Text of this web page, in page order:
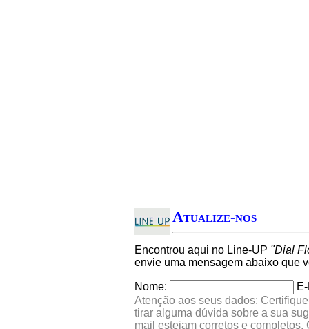
Atualize-nos
Encontrou aqui no Line-UP "Dial
envie uma mensagem abaixo que
Nome:
Atenção aos seus dados:
tirar alguma dúvida sobre a sua
mail estejam corretos e